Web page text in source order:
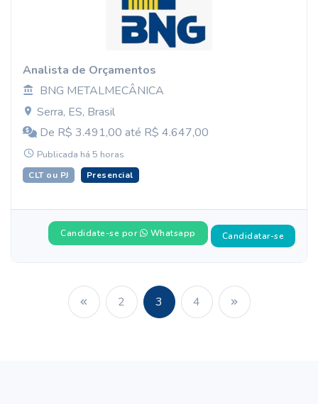
Analista de Orçamentos
BNG METALMECÂNICA
Serra, ES, Brasil
De R$ 3.491,00 até R$ 4.647,00
Publicada há 5 horas
CLT ou PJ Presencial
Candidate-se por Whatsapp Candidatar-se
2 3 4